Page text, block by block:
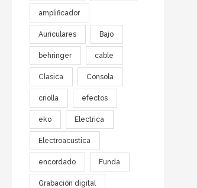
amplificador
Auriculares Bajo
behringer cable
Clasica Consola
criolla efectos
eko Electrica
Electroacustica
encordado Funda
Grabación digital